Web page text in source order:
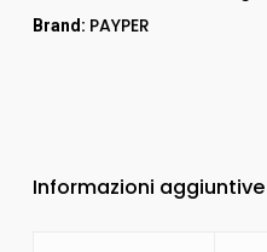
Brand: PAYPER
Informazioni aggiuntive